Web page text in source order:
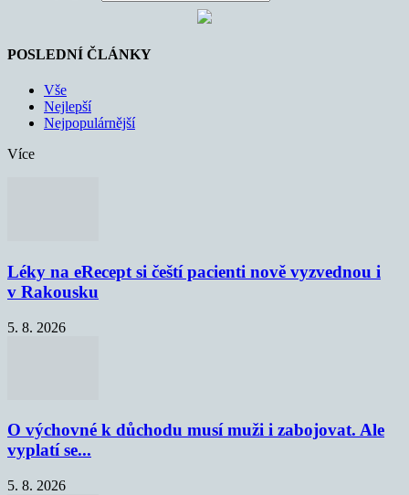
POSLEDNÍ ČLÁNKY
Vše
Nejlepší
Nejpopulárnější
Více
Léky na eRecept si čeští pacienti nově vyzvednou i
v Rakousku
5. 8. 2026
O výchovné k důchodu musí muži i zabojovat. Ale
vyplatí se...
5. 8. 2026